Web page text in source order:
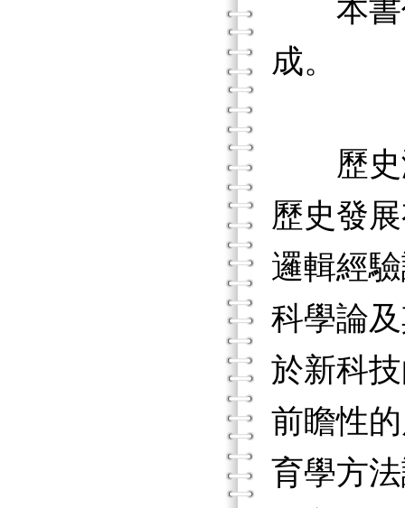
本書係
成。
歷史溯
歷史發
邏輯經
科學論
於新科
前瞻性
育學方